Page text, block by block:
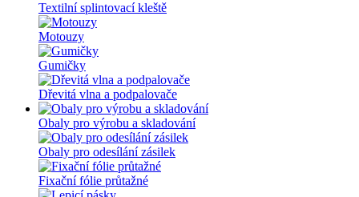
Textilní splintovací kleště
Motouzy
Gumičky
Dřevitá vlna a podpalovače
Obaly pro výrobu a skladování
Obaly pro odesílání zásilek
Fixační fólie průtažné